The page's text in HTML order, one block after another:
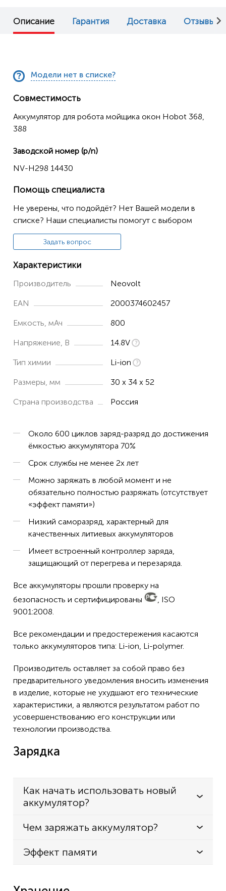
Описание Гарантия Доставка Отзывы (0)
Модели нет в списке?
Совместимость
Аккумулятор для робота мойщика окон Hobot 368,
388
Заводской номер (p/n)
NV-H298 14430
Помощь специалиста
Не уверены, что подойдёт? Нет Вашей модели в
списке? Наши специалисты помогут с выбором
Задать вопрос
Характеристики
Производитель Neovolt
EAN 2000374602457
Емкость, мАч 800
Напряжение, В 14.8V
Тип химии Li-ion
Размеры, мм 30 x 34 x 52
Страна производства Россия
Около 600 циклов заряд-разряд до достижения
ёмкостью аккумулятора 70%
Срок службы не менее 2х лет
Можно заряжать в любой момент и не
обязательно полностью разряжать (отсутствует
«эффект памяти»)
Низкий саморазряд, характерный для
качественных литиевых аккумуляторов
Имеет встроенный контроллер заряда,
защищающий от перегрева и перезаряда.
Все аккумуляторы прошли проверку на
безопасность и сертифицированы
, ISO
9001:2008.
Все рекомендации и предостережения касаются
только аккумуляторов типа: Li-ion, Li-polymer.
Производитель оставляет за собой право без
предварительного уведомления вносить изменения
в изделие, которые не ухудшают его технические
характеристики, а являются результатом работ по
усовершенствованию его конструкции или
технологии производства.
Зарядка
Как начать использовать новый
аккумулятор?
Чем заряжать аккумулятор?
Эффект памяти